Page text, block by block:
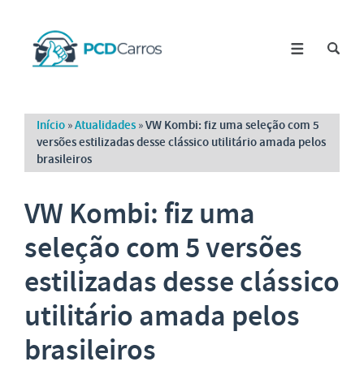
Início »Atualidades »VW Kombi: fiz uma seleção com 5
versões estilizadas desse clássico utilitário amada pelos
brasileiros
VW Kombi: fiz uma
seleção com 5 versões
estilizadas desse clássico
utilitário amada pelos
brasileiros